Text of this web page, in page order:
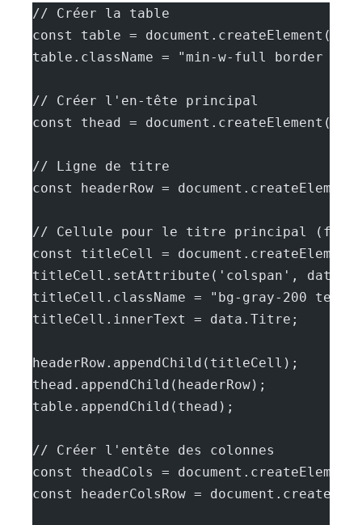
// Créer la table
const table =
table.className = "min-w-full border
// Créer l'en-tête principal
const thead =
// Ligne de titre
const headerRow =
// Cellule pour le titre principal
const titleCell =
titleCell.setAttribute('colspan',
titleCell.className = "bg-gray-200
titleCell.innerText = data.Titre;
headerRow.appendChild(titleCell);
thead.appendChild(headerRow);
table.appendChild(thead);
// Créer l'entête des colonnes
const theadCols =
const headerColsRow =